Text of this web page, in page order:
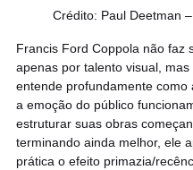
Crédito: Paul Deetman
Francis Ford Coppola não faz
apenas por talento visual, mas
entende profundamente como
a emoção do público
estruturar suas obras
terminando ainda melhor, ele
prática o efeito primazia/